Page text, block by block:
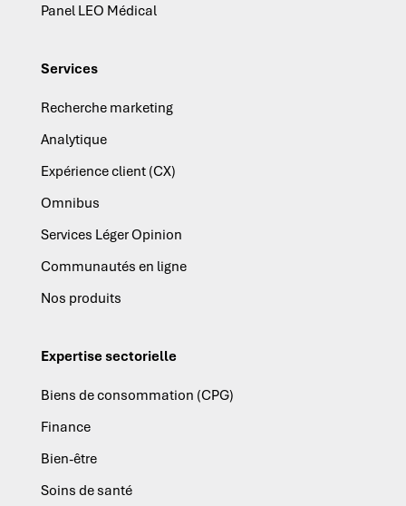
Panel LEO Médical
Services
Recherche marketing
Analytique
Expérience client (CX)
Omnibus
Services Léger Opinion
Communautés en ligne
Nos produits
Expertise sectorielle
Biens de consommation (CPG)
Finance
Bien-être
Soins de santé